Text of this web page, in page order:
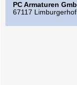
PC Armaturen
67117 Limburgerhof